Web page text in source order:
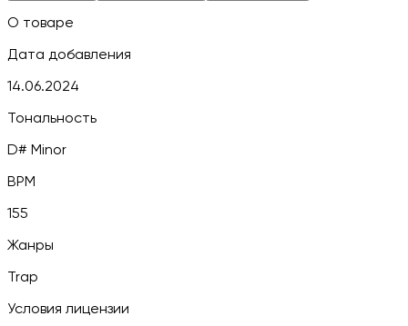
О товаре
Дата добавления
14.06.2024
Тональность
D# Minor
BPM
155
Жанры
Trap
Условия лицензии